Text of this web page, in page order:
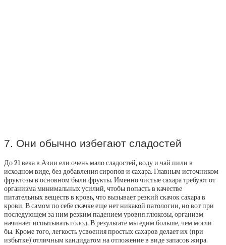
7. Они обычно избегают сладостей
До 21 века в Азии ели очень мало сладостей, воду и чай пили в
исходном виде, без добавления сиропов и сахара. Главным источником
фруктозы в основном были фрукты. Именно чистые сахара требуют от
организма минимальных усилий, чтобы попасть в качестве
питательных веществ в кровь, что вызывает резкий скачок сахара в
крови. В самом по себе скачке еще нет никакой патологии, но вот при
последующем за ним резким падением уровня глюкозы, организм
начинает испытывать голод. В результате мы едим больше, чем могли
бы. Кроме того, легкость усвоения простых сахаров делает их (при
избытке) отличным кандидатом на отложение в виде запасов жира.